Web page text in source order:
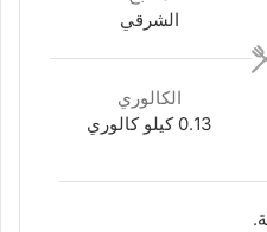
الشرقي
الكالوري
0.13 كيلو كالوري